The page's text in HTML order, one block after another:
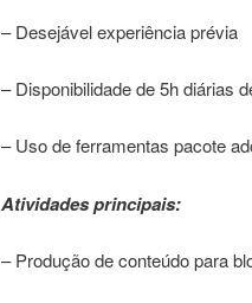
– Desejável experiência prévia
– Disponibilidade de 5h diárias
– Uso de ferramentas pacote
Atividades principais:
– Produção de conteúdo para